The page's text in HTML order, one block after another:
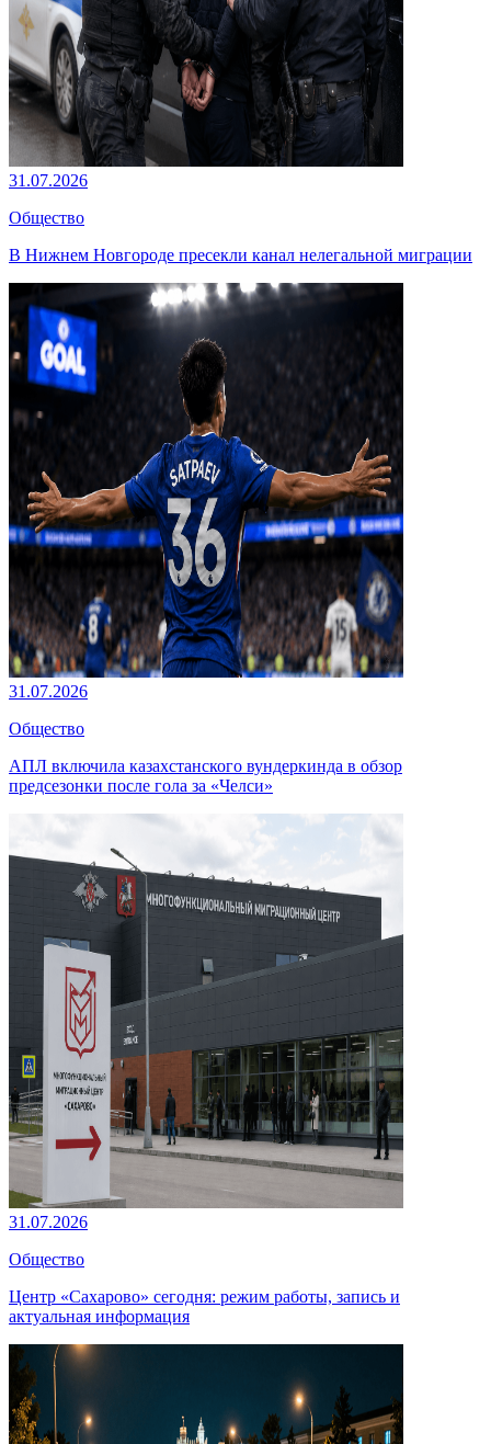
31.07.2026
Общество
В Нижнем Новгороде пресекли канал нелегальной миграции
31.07.2026
Общество
АПЛ включила казахстанского вундеркинда в обзор
предсезонки после гола за «Челси»
31.07.2026
Общество
Центр «Сахарово» сегодня: режим работы, запись и
актуальная информация